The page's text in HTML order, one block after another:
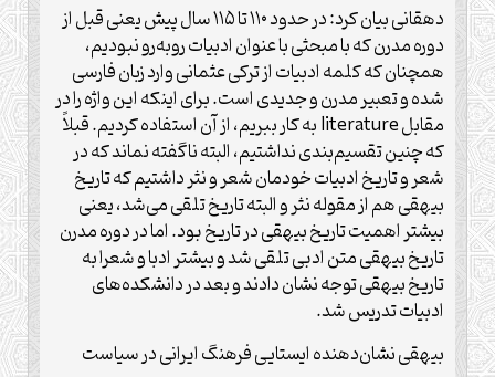
دهقانی بیان کرد: در حدود ۱۱۰ تا ۱۱۵ سال پیش یعنی قبل از
دوره مدرن که با مبحثی با عنوان ادبیات روبه‌رو نبودیم،
همچنان که کلمه ادبیات از ترکی عثمانی وارد زبان فارسی
شده و تعبیر مدرن و جدیدی است. برای اینکه این واژه را در
مقابل literature به کار ببریم، از آن استفاده کردیم. قبلاً
که چنین تقسیم‌بندی نداشتیم، البته ناگفته نماند که در
شعر و تاریخ ادبیات خودمان شعر و نثر داشتیم که تاریخ
بیهقی هم از مقوله نثر و البته تاریخ تلقی می‌شد، یعنی
بیشتر اهمیت تاریخ بیهقی در تاریخ بود. اما در دوره مدرن
تاریخ بیهقی متن ادبی تلقی شد و بیشتر ادبا و شعرا به
تاریخ بیهقی توجه نشان دادند و بعد در دانشکده‌های
ادبیات تدریس شد.
بیهقی نشان‌دهنده ایستایی فرهنگ ایرانی در سیاست